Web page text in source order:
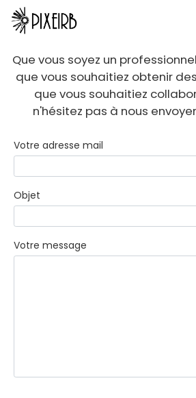
Que vous soyez un
que vous souhaitiez obtenir
que vous souhaitiez
n'hésitez pas à nous
Votre adresse mail
Objet
Votre message